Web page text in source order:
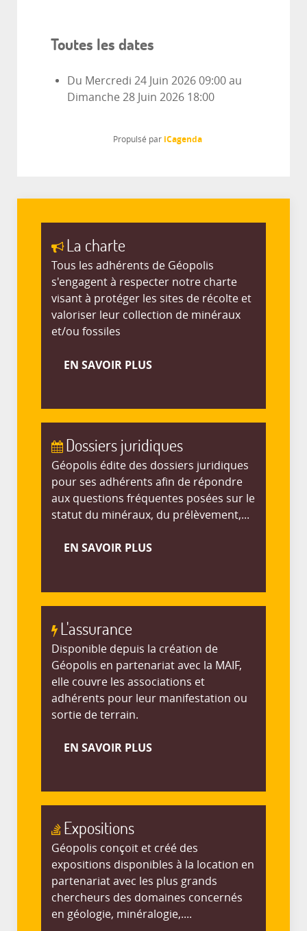
Toutes les dates
Du Mercredi 24 Juin 2026 09:00 au
Dimanche 28 Juin 2026 18:00
Propulsé par iCagenda
La charte
Tous les adhérents de Géopolis
s'engagent à respecter notre charte
visant à protéger les sites de récolte et
valoriser leur collection de minéraux
et/ou fossiles
EN SAVOIR PLUS
Dossiers juridiques
Géopolis édite des dossiers juridiques
pour ses adhérents afin de répondre
aux questions fréquentes posées sur le
statut du minéraux, du prélèvement,...
EN SAVOIR PLUS
L'assurance
Disponible depuis la création de
Géopolis en partenariat avec la MAIF,
elle couvre les associations et
adhérents pour leur manifestation ou
sortie de terrain.
EN SAVOIR PLUS
Expositions
Géopolis conçoit et créé des
expositions disponibles à la location en
partenariat avec les plus grands
chercheurs des domaines concernés
en géologie, minéralogie,....